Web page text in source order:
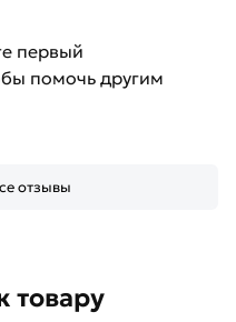
первый
помочь другим
отзывы
товару